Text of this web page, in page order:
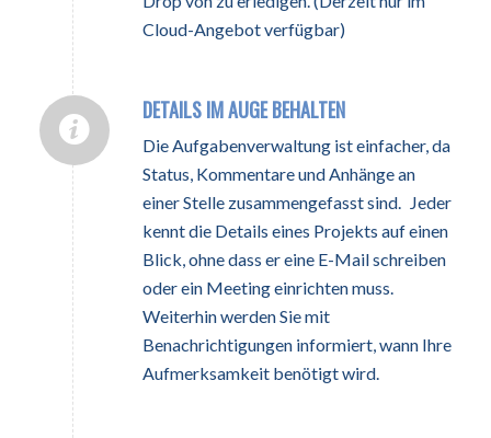
Cloud-Angebot verfügbar)
DETAILS IM AUGE BEHALTEN
Die Aufgabenverwaltung ist einfacher, da
Status, Kommentare und Anhänge an
einer Stelle zusammengefasst sind. Jeder
kennt die Details eines Projekts auf einen
Blick, ohne dass er eine E-Mail schreiben
oder ein Meeting einrichten muss.
Weiterhin werden Sie mit
Benachrichtigungen informiert, wann Ihre
Aufmerksamkeit benötigt wird.